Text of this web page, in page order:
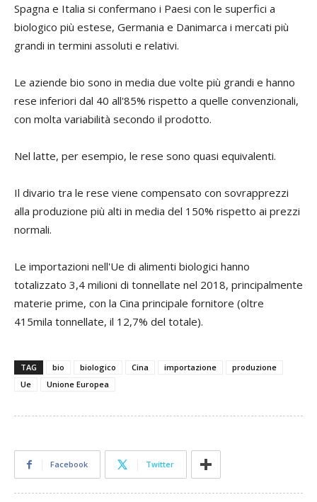
Spagna e Italia si confermano i Paesi con le superfici a
biologico più estese, Germania e Danimarca i mercati più
grandi in termini assoluti e relativi.
Le aziende bio sono in media due volte più grandi e hanno
rese inferiori dal 40 all'85% rispetto a quelle convenzionali,
con molta variabilità secondo il prodotto.
Nel latte, per esempio, le rese sono quasi equivalenti.
Il divario tra le rese viene compensato con sovrapprezzi
alla produzione più alti in media del 150% rispetto ai prezzi
normali.
Le importazioni nell'Ue di alimenti biologici hanno
totalizzato 3,4 milioni di tonnellate nel 2018, principalmente
materie prime, con la Cina principale fornitore (oltre
415mila tonnellate, il 12,7% del totale).
TAG bio biologico Cina importazione
produzione
Ue
Unione Europea
Facebook Twitter